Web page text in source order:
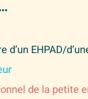
d’un EHPAD/
de la petite